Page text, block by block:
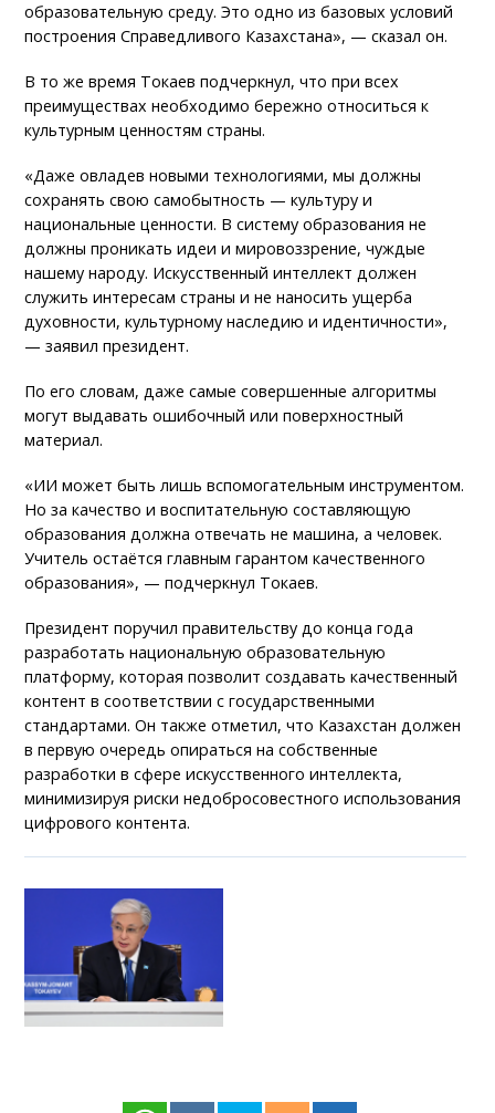
образовательную среду. Это одно из базовых условий
построения Справедливого Казахстана», — сказал он.
В то же время Токаев подчеркнул, что при всех
преимуществах необходимо бережно относиться к
культурным ценностям страны.
«Даже овладев новыми технологиями, мы должны
сохранять свою самобытность — культуру и
национальные ценности. В систему образования не
должны проникать идеи и мировоззрение, чуждые
нашему народу. Искусственный интеллект должен
служить интересам страны и не наносить ущерба
духовности, культурному наследию и идентичности»,
— заявил президент.
По его словам, даже самые совершенные алгоритмы
могут выдавать ошибочный или поверхностный
материал.
«ИИ может быть лишь вспомогательным инструментом.
Но за качество и воспитательную составляющую
образования должна отвечать не машина, а человек.
Учитель остаётся главным гарантом качественного
образования», — подчеркнул Токаев.
Президент поручил правительству до конца года
разработать национальную образовательную
платформу, которая позволит создавать качественный
контент в соответствии с государственными
стандартами. Он также отметил, что Казахстан должен
в первую очередь опираться на собственные
разработки в сфере искусственного интеллекта,
минимизируя риски недобросовестного использования
цифрового контента.